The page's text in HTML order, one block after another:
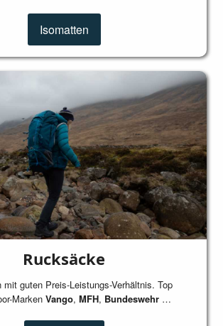
Isomatten
Rucksäcke
mit guten Preis-Leistungs-Verhältnis. Top
Marken Vango, MFH, Bundeswehr …